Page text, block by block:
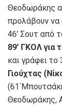
Θεοδωράκης
προλάβουν να
46’ Σουτ από
89’ ΓΚΟΛ για
και γράφει το
Γιούχτας
Θεοδωράκης,